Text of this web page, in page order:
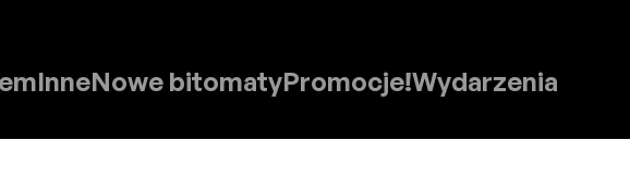
InneNowe bitomatyPromocje!Wydarzenia